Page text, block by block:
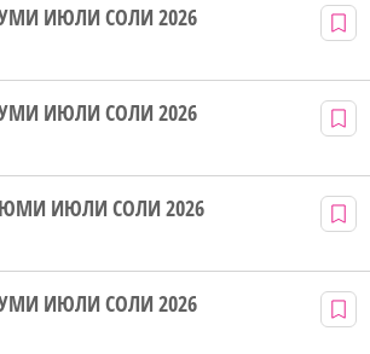
ИЮЛИ СОЛИ 2026
ИЮЛИ СОЛИ 2026
ИЮЛИ СОЛИ 2026
ИЮЛИ СОЛИ 2026